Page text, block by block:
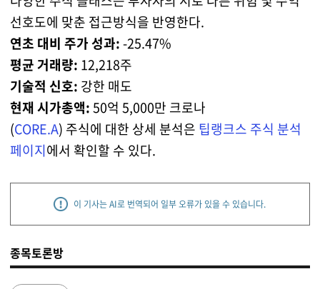
선호도에 맞춘 접근방식을 반영한다.
연초 대비 주가 성과:-25.47%
평균 거래량: 12,218주
기술적 신호: 강한 매도
현재 시가총액:50억 5,000만 크로나
(CORE.A) 주식에 대한 상세 분석은 팁랭크스 주식 분석
페이지에서 확인할 수 있다.
이 기사는 AI로 번역되어 일부 오류가 있을 수 있습니다.
종목토론방